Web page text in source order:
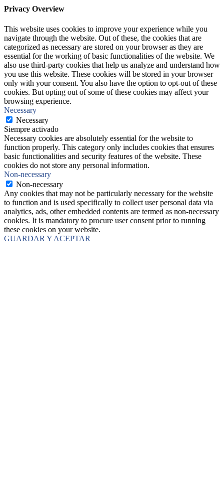
Privacy Overview
This website uses cookies to improve your experience while you
navigate through the website. Out of these, the cookies that are
categorized as necessary are stored on your browser as they are
essential for the working of basic functionalities of the website. We
also use third-party cookies that help us analyze and understand how
you use this website. These cookies will be stored in your browser
only with your consent. You also have the option to opt-out of these
cookies. But opting out of some of these cookies may affect your
browsing experience.
Necessary
Necessary
Siempre activado
Necessary cookies are absolutely essential for the website to
function properly. This category only includes cookies that ensures
basic functionalities and security features of the website. These
cookies do not store any personal information.
Non-necessary
Non-necessary
Any cookies that may not be particularly necessary for the website
to function and is used specifically to collect user personal data via
analytics, ads, other embedded contents are termed as non-necessary
cookies. It is mandatory to procure user consent prior to running
these cookies on your website.
GUARDAR Y ACEPTAR